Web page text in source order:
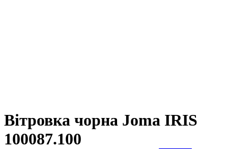
Вітровка чорна Joma IRIS
100087.100